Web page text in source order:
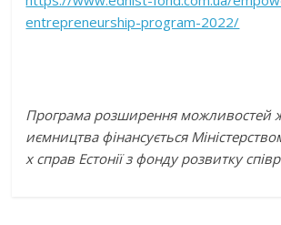
entrepreneurship-program-2022/
Програма розширення можливостей
иємництва фінансується
хсправ Естоніїз фондурозвитку